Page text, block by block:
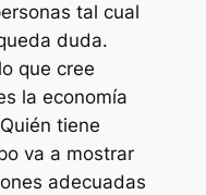
tal cual
duda.
que cree
la economía
tiene
va a mostrar
adecuadas